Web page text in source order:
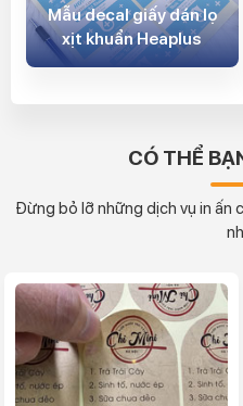
Mẫu decal giấy dán lọ
xịt khuẩn Heaplus
CÓ THỂ
Đừng bỏ lỡ những dịch vụ in ấn